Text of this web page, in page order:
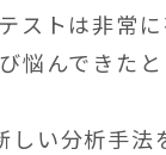
ストは非常
悩んできたと
しい分析手